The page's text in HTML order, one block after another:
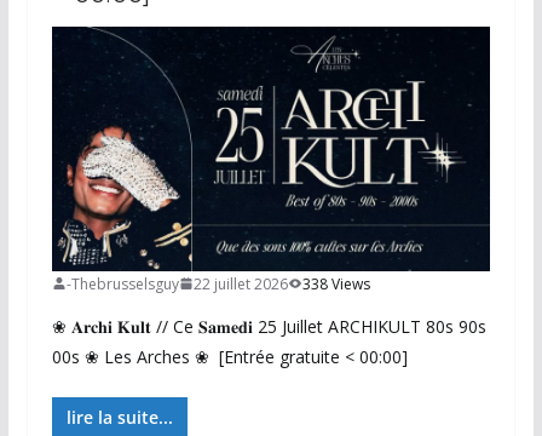
-Thebrusselsguy 22 juillet 2026 338 Views
❀ 𝐀𝐫𝐜𝐡𝐢 𝐊𝐮𝐥𝐭 // Ce 𝐒𝐚𝐦𝐞𝐝𝐢 25 Juillet ARCHIKULT 80s 90s
00s ❀ Les Arches ❀ [Entrée gratuite < 00:00]
lire la suite...